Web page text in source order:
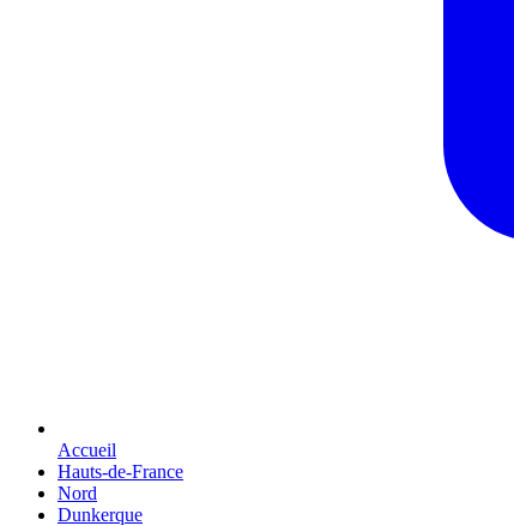
Accueil
Hauts-de-France
Nord
Dunkerque